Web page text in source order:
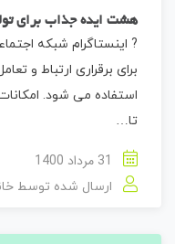
هشت ایده جذاب برای
? اینستاگرام شبکه
برای برقراری ارتباط و
استفاده می شود.
تا…
ارسال شده توسط